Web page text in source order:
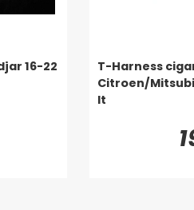
16-22
T-Harness
Citroen/
lt